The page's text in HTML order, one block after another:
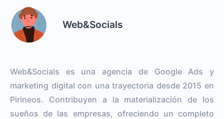
Web&Socials
Web&Socials es una agencia de Google Ads y
marketing digital con una trayectoria desde 2015 en
Pirineos. Contribuyen a la materialización de los
sueños de las empresas, ofreciendo un completo